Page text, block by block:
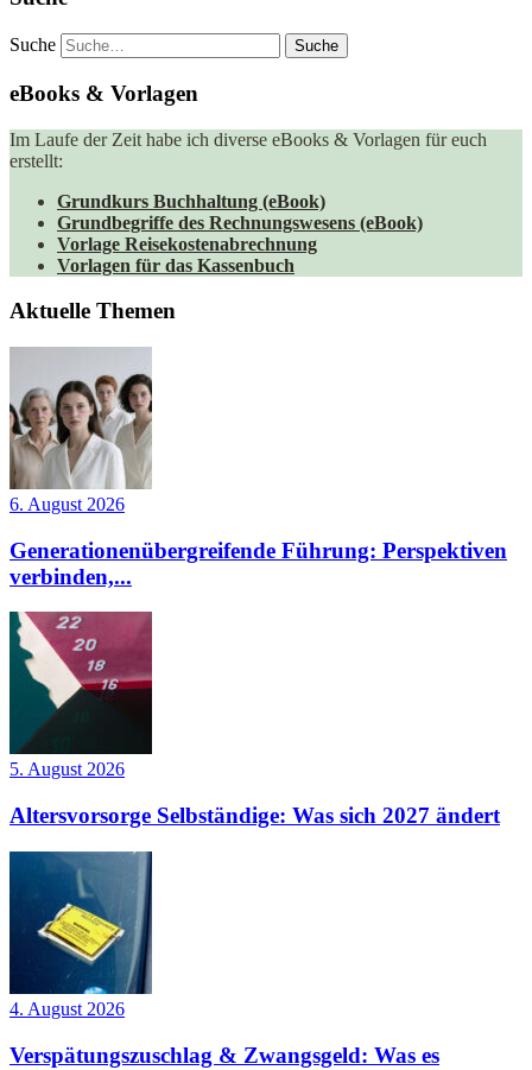
Suche
eBooks & Vorlagen
Im Laufe der Zeit habe ich diverse eBooks & Vorlagen für euch
erstellt:
Grundkurs Buchhaltung (eBook)
Grundbegriffe des Rechnungswesens (eBook)
Vorlage Reisekostenabrechnung
Vorlagen für das Kassenbuch
Aktuelle Themen
6. August 2026
Generationenübergreifende Führung: Perspektiven
verbinden,...
5. August 2026
Altersvorsorge Selbständige: Was sich 2027 ändert
4. August 2026
Verspätungszuschlag & Zwangsgeld: Was es